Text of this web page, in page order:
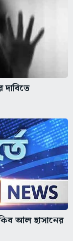
দাবিতে
আল হাসানের